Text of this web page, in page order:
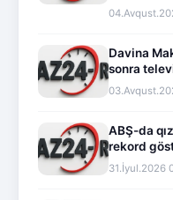
Davina
sonra
ABŞ-da
rekord
31.İyul.2026